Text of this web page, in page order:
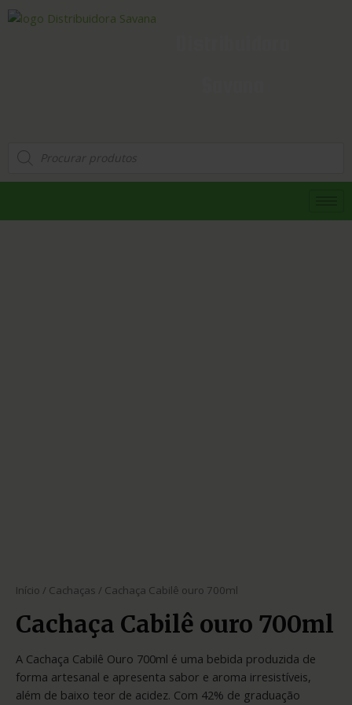
Início / Cachaças / Cachaça Cabilê ouro 700ml
Cachaça Cabilê ouro 700ml
A Cachaça Cabilê Ouro 700ml é uma bebida produzida de
forma artesanal e apresenta sabor e aroma irresistíveis,
além de baixo teor de acidez. Com 42% de graduação